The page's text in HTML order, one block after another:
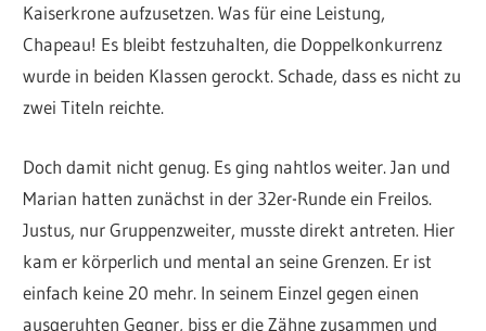
Kaiserkrone aufzusetzen. Was für eine Leistung,
Chapeau! Es bleibt festzuhalten, die Doppelkonkurrenz
wurde in beiden Klassen gerockt. Schade, dass es nicht zu
zwei Titeln reichte.
Doch damit nicht genug. Es ging nahtlos weiter. Jan und
Marian hatten zunächst in der 32er-Runde ein Freilos.
Justus, nur Gruppenzweiter, musste direkt antreten. Hier
kam er körperlich und mental an seine Grenzen. Er ist
einfach keine 20 mehr. In seinem Einzel gegen einen
ausgeruhten Gegner, biss er die Zähne zusammen und